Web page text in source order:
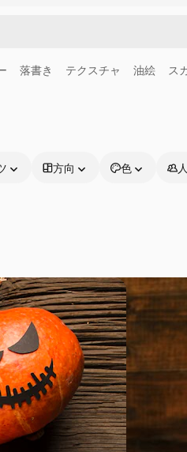
落書き テクスチャ 油絵 ス
方向 色
ラ
て
製品
Spaces
AI アシスタント
AI 画像生成ツール
AI 動画生成ツール
はじめに
Academy
ドキュメ
サポート
利用規約